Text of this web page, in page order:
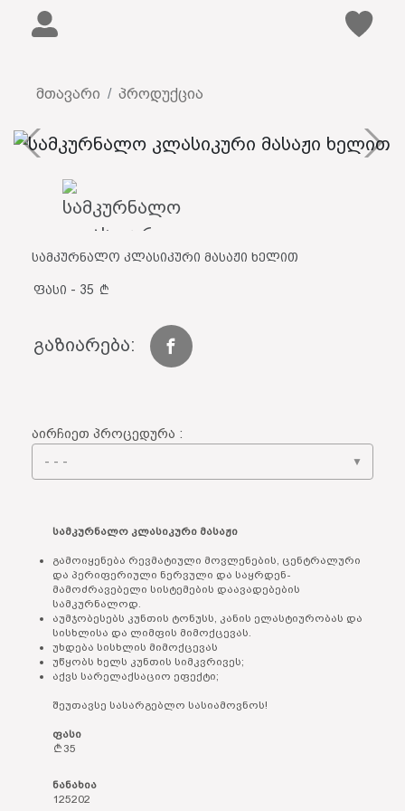
მთავარი პროდუქცია
სამკურნალო კლასიკური მასაჟი ხელით
ფასი - 35
გაზიარება:
აირჩიეთ პროცედურა :
▼
სამკურნალო კლასიკური მასაჟი
გამოიყენება რევმატიული მოვლენების, ცენტრალური
და პერიფერიული ნერვული და საყრდენ-
მამოძრავებელი სისტემების დაავადებების
სამკურნალოდ.
აუმჯობესებს კუნთის ტონუსს, კანის ელასტიურობას და
სისხლისა და ლიმფის მიმოქცევას.
უხდება სისხლის მიმოქცევას
უწყობს ხელს კუნთის სიმკვრივეს;
აქვს სარელაქსაციო ეფექტი;
შეუთავსე სასარგებლო სასიამოვნოს!
ფასი
35
ნანახია
125202